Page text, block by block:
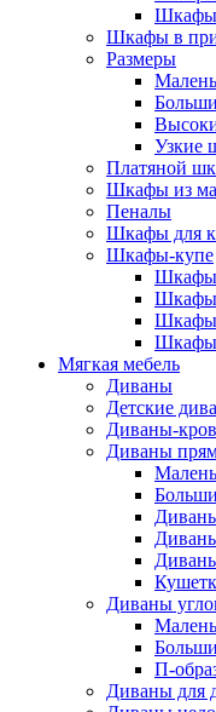
Шкафы
Шкафы в
Размеры
Узкие
Платяной
Шкафы из
Пеналы
Шкафы для
Шкафы-купе
Мягкая мебель
Диваны
Детские
Диваны-
Диваны
Диваны
П-
Диваны для